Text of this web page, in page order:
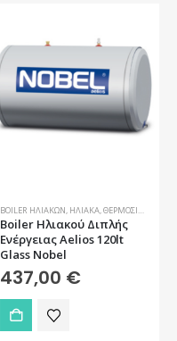
BOILER ΗΛΙΑΚΏΝ, ΗΛΙΑΚΆ,ΘΕΡΜΟΣΊΦΩΝΕΣ-BOILER
Boiler Ηλιακού Διπλής
Ενέργειας Aelios 120lt
Glass Nobel
437,00 €